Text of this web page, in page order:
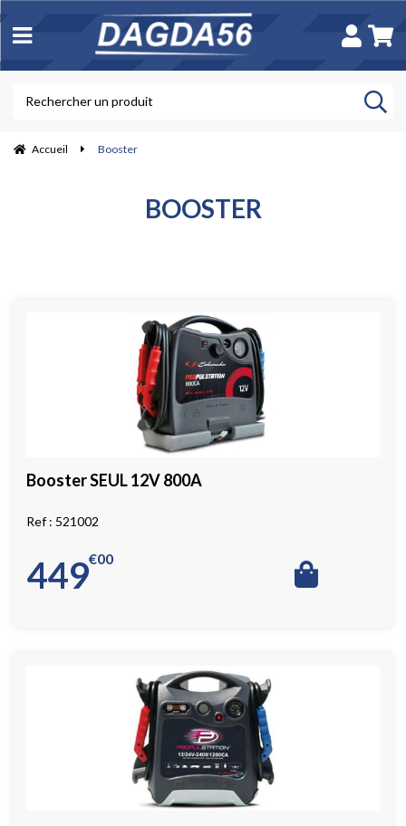
Accueil Booster
BOOSTER
Booster SEUL 12V 800A
521002
449 00
€